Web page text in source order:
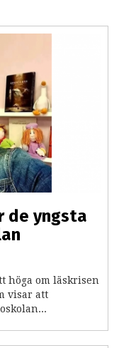
de yngsta
höga om läskrisen
visar att